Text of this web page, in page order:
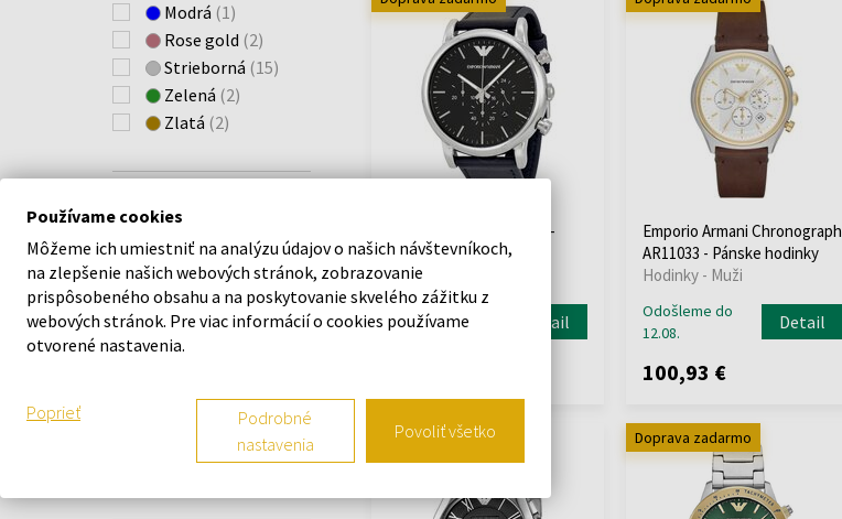
Ruggero (+5)
Sea Explorer (+4)
Sport(+1)
Sportivo(+1)
World Explorer
Modrá (1)
Rose gold (2)
Strieborná (15)
Zelená (2)
Zlatá (2)
ŠÍRKA
38mm - 47mm
FARBA REMIENKA
Emporio Armani AR1828 -
Pánske hodinky
Hodinky - Muži
Odošleme do
12.08.
Detail
Emporio Armani Chronograph
AR11033 - Pánske hodinky
Hodinky - Muži
Odošleme do
12.08.
Detail
100,93 €
Doprava zadarmo Doprava zadarmo
Používame cookies
Môžeme ich umiestniť na analýzu údajov o našich návštevníkoch,
na zlepšenie našich webových stránok, zobrazovanie
prispôsobeného obsahu a na poskytovanie skvelého zážitku z
webových stránok. Pre viac informácií o cookies používame
otvorené nastavenia.
Poprieť
Podrobné
nastavenia
Povoliť všetko